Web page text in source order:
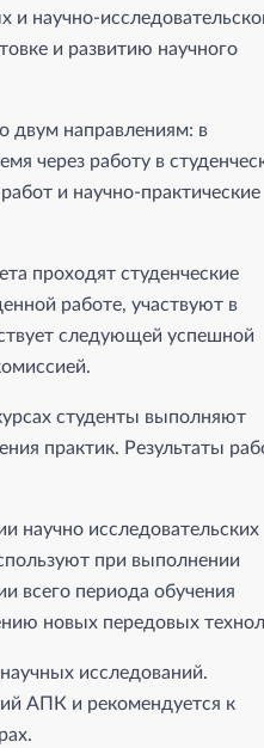
и научно-
и развитию научного
двум направлениям: в
через работу в
и научно-практические
проходят студенческие
работе, участвуют в
следующей успешной
студенты выполняют
практик. Результаты
научно исследовательских
при выполнении
всего периода обучения
новых передовых
исследований.
АПК и рекомендуется к